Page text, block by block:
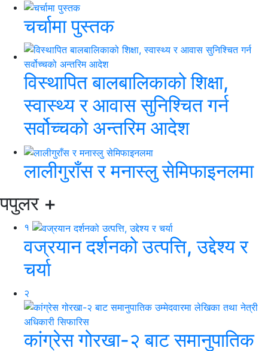
चर्चामा पुस्तक
विस्थापित बालबालिकाको शिक्षा,
स्वास्थ्य र आवास सुनिश्चित गर्न
सर्वोच्चको अन्तरिम आदेश
लालीगुराँस र मनास्लु सेमिफाइनलमा
पपुलर +
१
वज्रयान दर्शनको उत्पत्ति, उद्देश्य र
चर्या
२
कांग्रेस गोरखा-२ बाट समानुपातिक